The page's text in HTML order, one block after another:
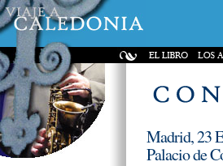
Madrid, 23
Palacio de